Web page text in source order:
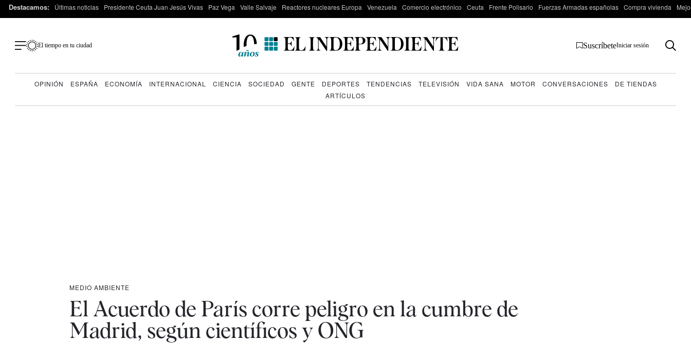
Destacamos: Últimas noticias Presidente Ceuta Juan Jesús Vivas Paz Vega Valle Salvaje Reactores nucleares Europa Venezuela Comercio electrónico Ceuta Frente Polisario Fuerzas Armadas españolas Compra vivienda
El tiempo en tu ciudad SuscríbeteIniciar sesión
OPINIÓN ESPAÑA ECONOMÍA INTERNACIONAL CIENCIA SOCIEDAD GENTE DEPORTES TENDENCIAS TELEVISIÓN VIDA SANA MOTOR CONVERSACIONES
DE TIENDAS
ARTÍCULOS
MEDIO AMBIENTE
El Acuerdo de París corre peligro en la cumbre de
Madrid, según científicos y ONG